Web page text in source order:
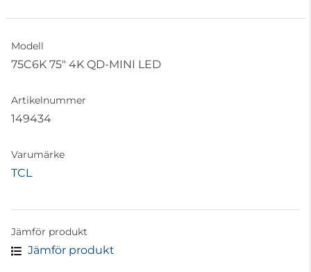
Modell
75C6K 75" 4K QD-MINI LED
Artikelnummer
149434
Varumärke
TCL
Jämför produkt
Jämför produkt